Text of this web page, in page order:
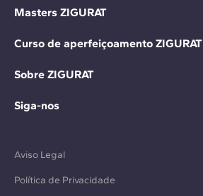
Masters ZIGURAT
Curso de aperfeiçoamento ZIGURAT
Sobre ZIGURAT
Siga-nos
Aviso Legal
Política de Privacidade